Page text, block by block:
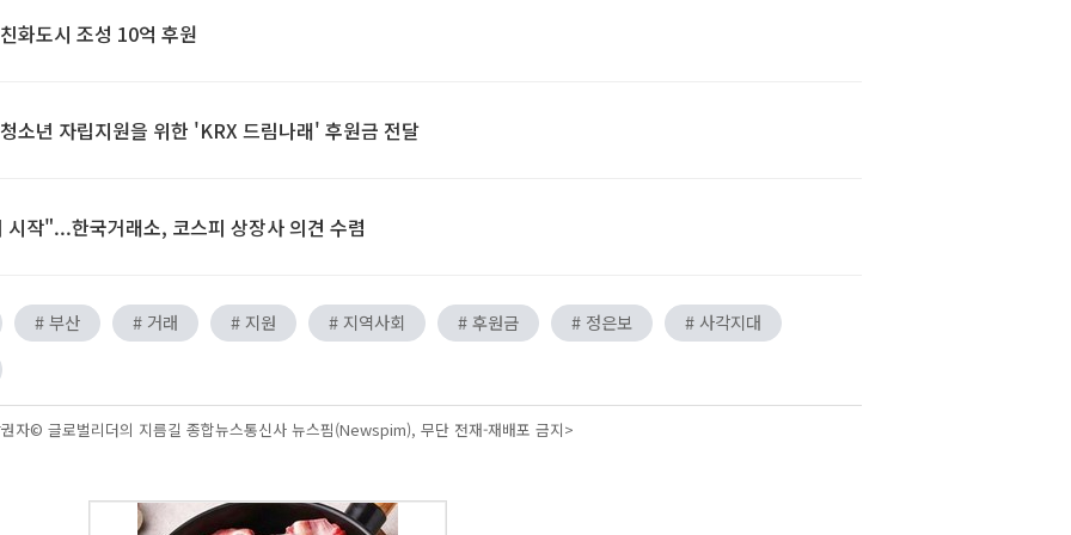
화도시 조성 10억 후원
소년 자립지원을 위한 'KRX 드림나래' 후원금 전달
작"...한국거래소, 코스피 상장사 의견 수렴
# 부산 # 거래 # 지원 # 지역사회 # 후원금 # 정은보 # 사각지대
자© 글로벌리더의 지름길 종합뉴스통신사 뉴스핌(Newspim), 무단 전재-재배포 금지>